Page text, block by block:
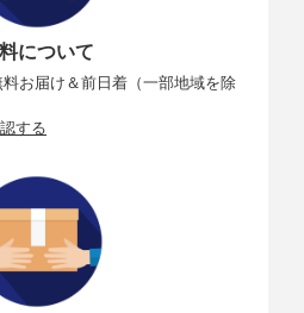
について
お届け＆前日着（一部地域を除
する